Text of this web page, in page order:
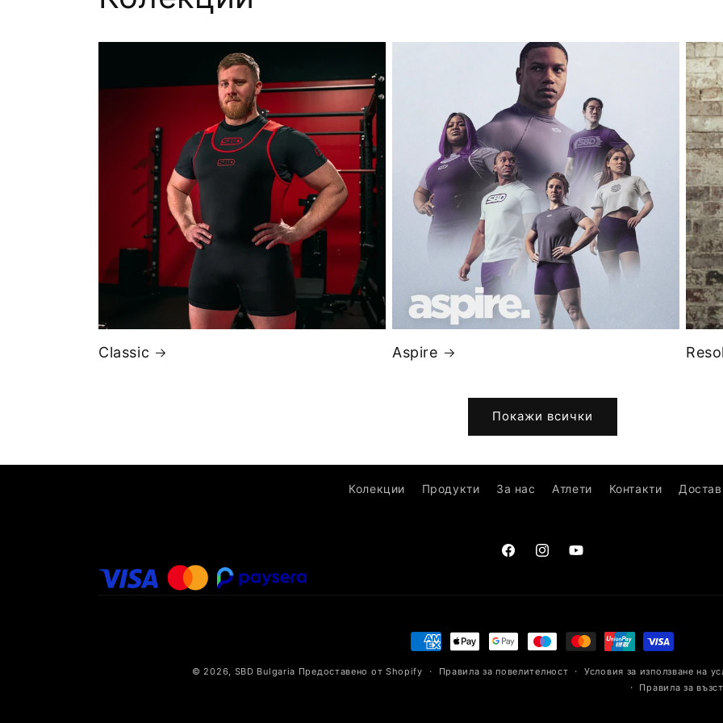
Classic Aspire
Покажи всички
Колекции Продукти За нас Атлети Контакти
FacebookInstagramYouTube
Начини
на
© 2026, SBD Bulgaria Предоставено от Shopify Правила за повелителност
Условия за използване на
Правила за